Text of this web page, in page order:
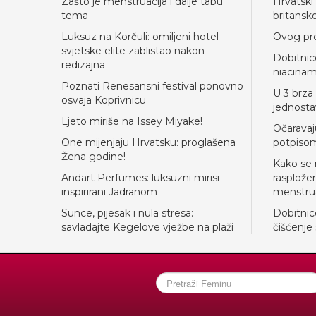
tema
Luksuz na Korčuli: omiljeni hotel
svjetske elite zablistao nakon
redizajna
Poznati Renesansni festival ponovno
osvaja Koprivnicu
Ljeto miriše na Issey Miyake!
One mijenjaju Hrvatsku: proglašena
Žena godine!
Andart Perfumes: luksuzni mirisi
inspirirani Jadranom
Sunce, pijesak i nula stresa:
savladajte Kegelove vježbe na plaži
Ovog
U 3
Kako